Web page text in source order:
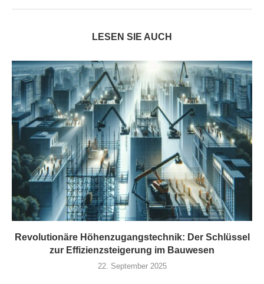
LESEN SIE AUCH
Revolutionäre Höhenzugangstechnik: Der Schlüssel
zur Effizienzsteigerung im Bauwesen
22. September 2025